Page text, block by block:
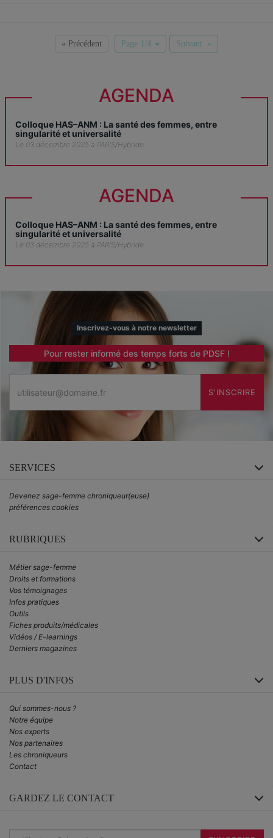
« Précédent Page 1/4 Suivant »
AGENDA
Colloque HAS–ANM : La santé des femmes, entre
singularité et universalité
Le 03 décembre 2025 à PARIS/Hybride
AGENDA
Colloque HAS–ANM : La santé des femmes, entre
singularité et universalité
Le 03 décembre 2025 à PARIS/Hybride
Inscrivez-vous à notre newsletter
Pour rester informé des temps forts de PDSF !
S'INSCRIRE
SERVICES
Devenez sage-femme chroniqueur(euse)
préférences cookies
RUBRIQUES
Métier sage-femme
Droits et formations
Vos témoignages
Infos pratiques
Outils
Fiches produits/médicales
Vidéos / E-learnings
Derniers magazines
PLUS D'INFOS
Qui sommes-nous ?
Notre équipe
Nos experts
Nos partenaires
Les chroniqueurs
Contact
GARDEZ LE CONTACT